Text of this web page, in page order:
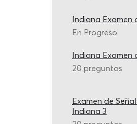
Indiana Examen
En Progreso
Indiana Examen
20 preguntas
Examen de
Indiana 3